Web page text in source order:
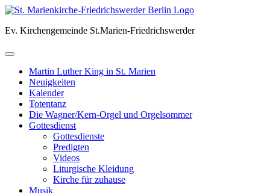
Skip
content
Ev. Kirchengemeinde St.Marien-Friedrichswerder
Martin Luther King in St. Marien
Neuigkeiten
Kalender
Totentanz
Die Wagner/Kern-Orgel und Orgelsommer
Gottesdienst
Gottesdienste
Predigten
Videos
Liturgische Kleidung
Kirche für zuhause
Musik